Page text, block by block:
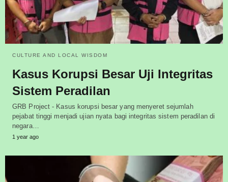
CULTURE AND LOCAL WISDOM
Kasus Korupsi Besar Uji Integritas
Sistem Peradilan
GRB Project - Kasus korupsi besar yang menyeret sejumlah
pejabat tinggi menjadi ujian nyata bagi integritas sistem peradilan di
negara…
1 year ago